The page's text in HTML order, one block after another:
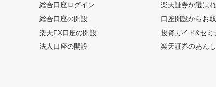
総合口座ログイン
総合口座の開設
楽天FX口座の開設
法人口座の開設
楽天証券が選ば
口座開設からお
投資ガイド&セミ
楽天証券のあん